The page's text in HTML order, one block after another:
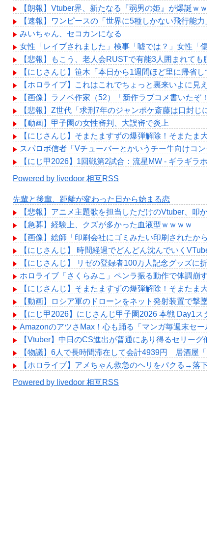
【朗報】Vtuber界、新たなる『弱男の姫』が爆誕ｗｗｗ
【速報】ワンピースの「世界に5種しかない飛行能力」
みいちゃん、セコカンになる
女性「レイプされました」検事「嘘では？」女性「傷つ
【悲報】もこう、老人会RUSTで有能3人囲まれても腫
【にじさんじ】笹木「本日から1週間ほど里に帰省して
【ホロライブ】これはこれでちょっと裏来いよに見える
【画像】ラノベ作家（52）「新作ラブコメ書いたぞ！
【悲報】Z世代「求刑7年のジャンポケ斎藤は口封じに
【動画】甲子園の女性審判、大誤審で炎上
【にじさんじ】そまたますずの爆弾解除！そまたま大げ
スパロボ信者「Vチューバーとかいうチー牛向けコン
【にじ甲2026】1回戦第2試合：流星MW - ギラギラホ
Powered by livedoor 相互RSS
先輩と後輩、距離が変わった日から始まる恋
【悲報】アニメ主題歌を担当しただけのVtuber、叩かれ
【急募】経験上、クズが多かった血液型ｗｗｗｗ
【画像】絵師「印刷会社にゴミみたい印刷されたから
【にじさんじ】 時間経過でどんどん沈んでいくVTuber
【にじさんじ】 リゼの登録者100万人記念グッズに折
ホロライブ「さくらみこ」ペンラ振る動作で体調崩す
【にじさんじ】そまたますずの爆弾解除！そまたま大げ
【動画】ロシア軍のドローンをネット発射装置で撃墜す
【にじ甲2026】にじさんじ甲子園2026 本戦 Day1スタ
AmazonのアツさMax！心も踊る「マンガ毎週末セール
【Vtuber】中日のCS進出が普通にあり得るセリーグ他
【物議】6人で長時間滞在して会計4939円 居酒屋「喋
【ホロライブ】アメちゃん救急のヘリをパクる→落下【
Powered by livedoor 相互RSS